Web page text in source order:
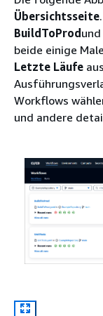
Übersichtsseite
BuildToProdund
beide einige
Letzte Läufe
Workflows
und andere